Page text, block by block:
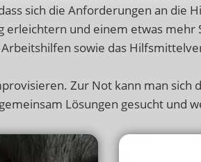
sich die Anforderungen an die
erleichtern und einem etwas
sowie das
Zur Not kann man
Lösungen gesucht und